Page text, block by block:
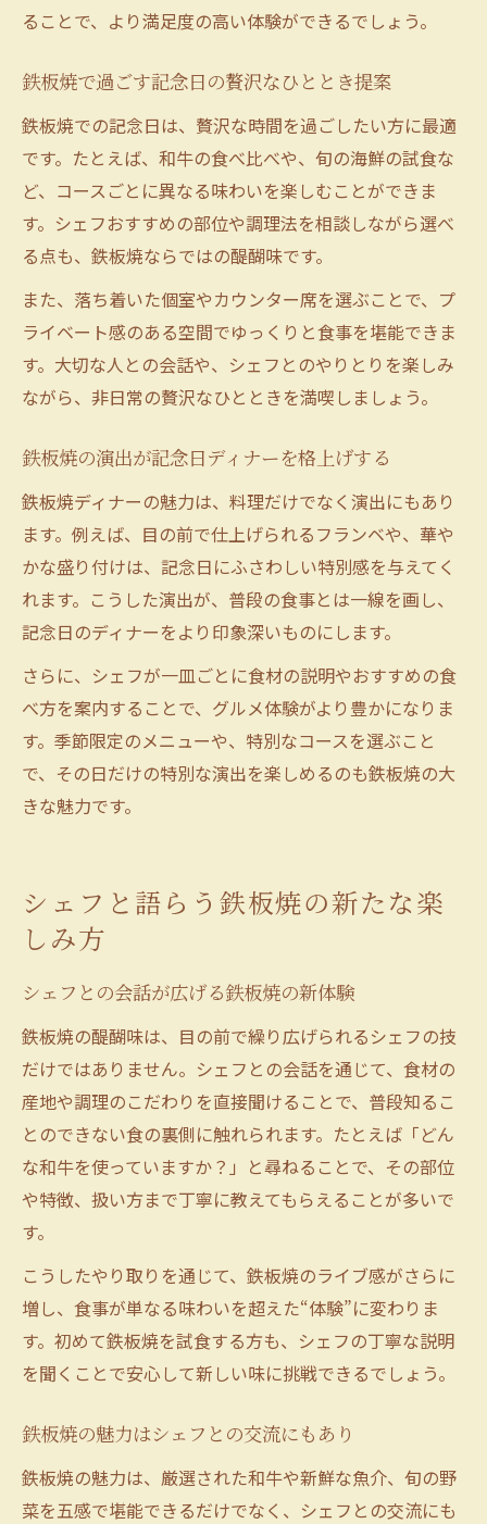
ることで、より満足度の高い体験ができるでしょう。
鉄板焼で過ごす記念日の贅沢なひととき提案
鉄板焼での記念日は、贅沢な時間を過ごしたい方に最適
です。たとえば、和牛の食べ比べや、旬の海鮮の試食な
ど、コースごとに異なる味わいを楽しむことができま
す。シェフおすすめの部位や調理法を相談しながら選べ
る点も、鉄板焼ならではの醍醐味です。
また、落ち着いた個室やカウンター席を選ぶことで、プ
ライベート感のある空間でゆっくりと食事を堪能できま
す。大切な人との会話や、シェフとのやりとりを楽しみ
ながら、非日常の贅沢なひとときを満喫しましょう。
鉄板焼の演出が記念日ディナーを格上げする
鉄板焼ディナーの魅力は、料理だけでなく演出にもあり
ます。例えば、目の前で仕上げられるフランベや、華や
かな盛り付けは、記念日にふさわしい特別感を与えてく
れます。こうした演出が、普段の食事とは一線を画し、
記念日のディナーをより印象深いものにします。
さらに、シェフが一皿ごとに食材の説明やおすすめの食
べ方を案内することで、グルメ体験がより豊かになりま
す。季節限定のメニューや、特別なコースを選ぶこと
で、その日だけの特別な演出を楽しめるのも鉄板焼の大
きな魅力です。
シェフと語らう鉄板焼の新たな楽
しみ方
シェフとの会話が広げる鉄板焼の新体験
鉄板焼の醍醐味は、目の前で繰り広げられるシェフの技
だけではありません。シェフとの会話を通じて、食材の
産地や調理のこだわりを直接聞けることで、普段知るこ
とのできない食の裏側に触れられます。たとえば「どん
な和牛を使っていますか？」と尋ねることで、その部位
や特徴、扱い方まで丁寧に教えてもらえることが多いで
す。
こうしたやり取りを通じて、鉄板焼のライブ感がさらに
増し、食事が単なる味わいを超えた“体験”に変わりま
す。初めて鉄板焼を試食する方も、シェフの丁寧な説明
を聞くことで安心して新しい味に挑戦できるでしょう。
鉄板焼の魅力はシェフとの交流にもあり
鉄板焼の魅力は、厳選された和牛や新鮮な魚介、旬の野
菜を五感で堪能できるだけでなく、シェフとの交流にも